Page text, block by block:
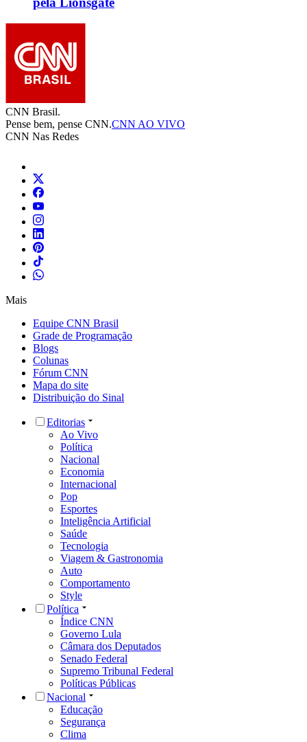
CNN Brasil.
Pense bem, pense CNN.CNN AO VIVO
CNN Nas Redes
Mais
Equipe CNN Brasil
Grade de Programação
Blogs
Colunas
Fórum CNN
Mapa do site
Distribuição do Sinal
Editorias
Ao Vivo
Política
Nacional
Economia
Internacional
Pop
Esportes
Inteligência Artificial
Saúde
Tecnologia
Viagem & Gastronomia
Auto
Comportamento
Style
Política
Índice CNN
Governo Lula
Câmara dos Deputados
Senado Federal
Supremo Tribunal Federal
Políticas Públicas
Nacional
Educação
Segurança
Clima